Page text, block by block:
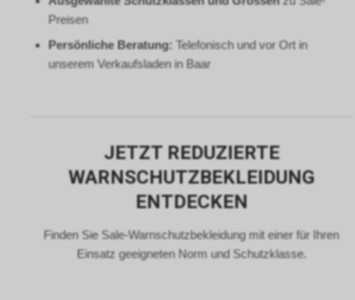
Preisen
Persönliche Beratung: Telefonisch und vor Ort in
unserem Verkaufsladen in Baar
JETZT REDUZIERTE
WARNSCHUTZBEKLEIDUNG
ENTDECKEN
Finden Sie Sale-Warnschutzbekleidung mit einer für Ihren
Einsatz geeigneten Norm und Schutzklasse.